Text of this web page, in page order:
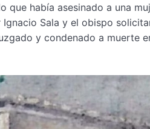
que había asesinado a una
Sala y el obispo
y condenado a muerte